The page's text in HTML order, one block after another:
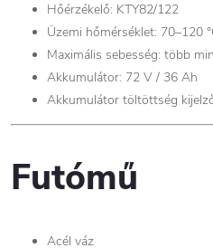
Hőérzékelő: KTY82/122
Üzemi hőmérséklet: 70–120
Maximális sebesség: több
Akkumulátor: 72 V / 36 Ah
Akkumulátor töltöttség
Futómű
Acél váz